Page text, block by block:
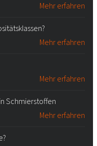
Mehr erfahren
Mehr erfahren
Mehr erfahren
Schmierstoffen
Mehr erfahren